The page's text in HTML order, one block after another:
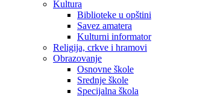
Kultura
Biblioteke u opštini
Savez amatera
Kulturni informator
Religija, crkve i hramovi
Obrazovanje
Osnovne škole
Srednje škole
Specijalna škola